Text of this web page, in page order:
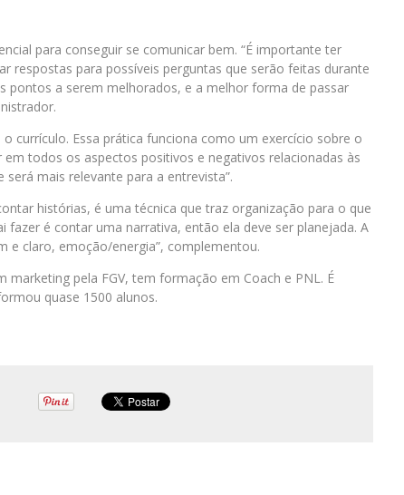
para conseguir se comunicar bem. “É importante ter
respostas para possíveis perguntas que serão feitas durante
pontos a serem melhorados, e a melhor forma de passar
currículo. Essa prática funciona como um exercício sobre o
todos os aspectos positivos e negativos relacionadas às
mais relevante para a entrevista”.
histórias, é uma técnica que traz organização para o que
fazer é contar uma narrativa, então ela deve ser planejada. A
e claro, emoção/energia”, complementou.
marketing pela FGV, tem formação em Coach e PNL. É
quase 1500 alunos.